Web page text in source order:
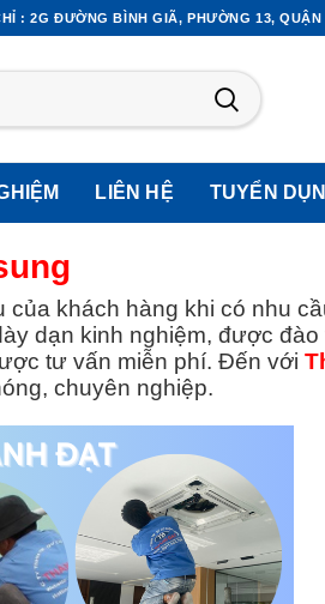
: 2G ĐƯỜNG BÌNH GIÃ, PHƯỜNG 13, QUẬN
LIÊN HỆ TUYỂN
khách hàng khi có nhu
dạn kinh nghiệm, được đào
tư vấn miễn phí. Đến với
chuyên nghiệp.